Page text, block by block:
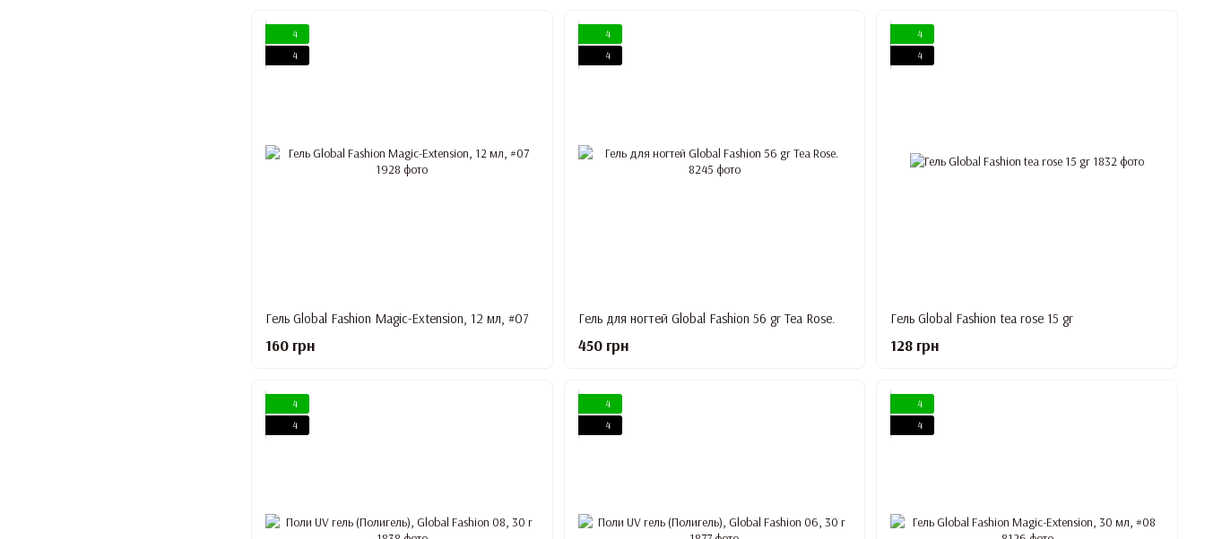
4
4
Гель Global Fashion Magic-Extension, 12 мл, #07
160 грн
4
4
Гель для ногтей Global Fashion 56 gr Tea Rose.
450 грн
4
4
Гель Global Fashion tea rose 15 gr
128 грн
4
4
4
4
4
4